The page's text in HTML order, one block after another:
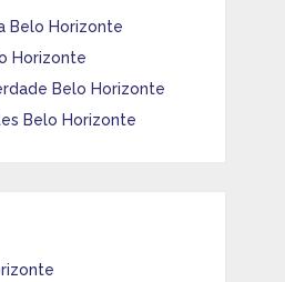
Belo Horizonte
Horizonte
Belo Horizonte
Belo Horizonte